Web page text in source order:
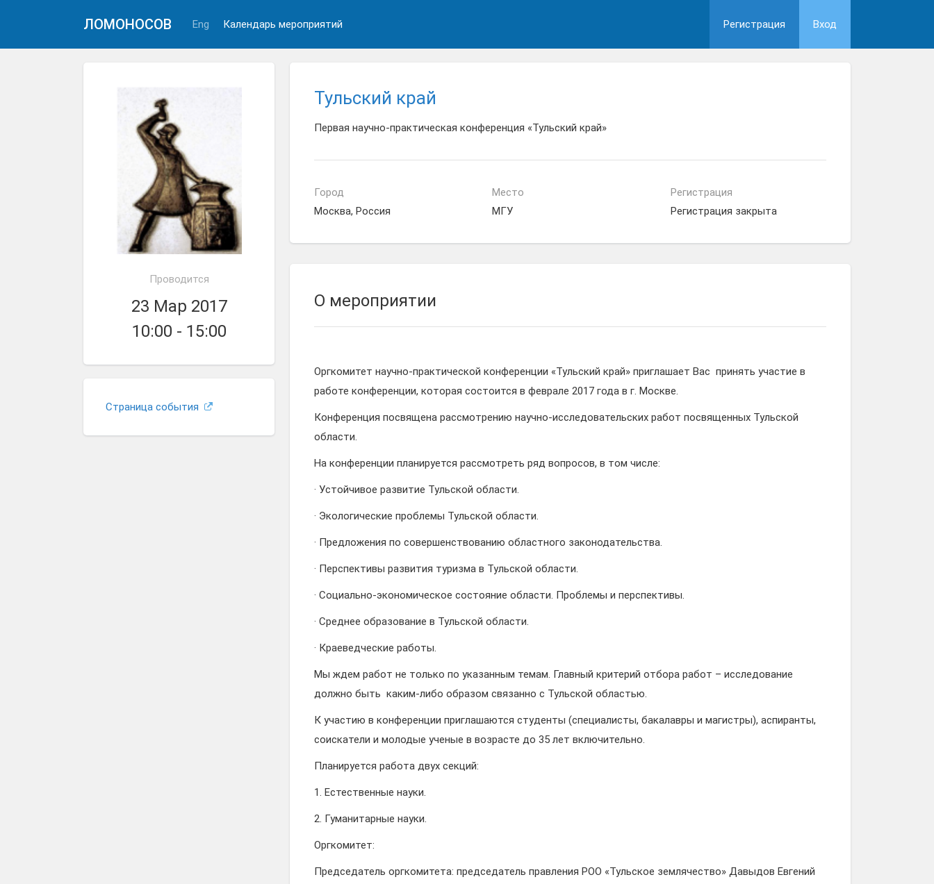
ЛОМОНОСОВ Eng Календарь мероприятий Регистрация Вход
Проводится
23 Мар 2017
10:00 - 15:00
Страница события
Тульский край
Первая научно-практическая конференция «Тульский край»
Город
Москва, Россия
Место
МГУ
Регистрация
Регистрация закрыта
О мероприятии
Оргкомитет научно-практической конференции «Тульский край» приглашает Вас принять участие в
работе конференции, которая состоится в феврале 2017 года в г. Москве.
Конференция посвящена рассмотрению научно-исследовательских работ посвященных Тульской
области.
На конференции планируется рассмотреть ряд вопросов, в том числе:
· Устойчивое развитие Тульской области.
· Экологические проблемы Тульской области.
· Предложения по совершенствованию областного законодательства.
· Перспективы развития туризма в Тульской области.
· Социально-экономическое состояние области. Проблемы и перспективы.
· Среднее образование в Тульской области.
· Краеведческие работы.
Мы ждем работ не только по указанным темам. Главный критерий отбора работ – исследование
должно быть каким-либо образом связанно с Тульской областью.
К участию в конференции приглашаются студенты (специалисты, бакалавры и магистры), аспиранты,
соискатели и молодые ученые в возрасте до 35 лет включительно.
Планируется работа двух секций:
1. Естественные науки.
2. Гуманитарные науки.
Оргкомитет:
Председатель оргкомитета: председатель правления РОО «Тульское землячество» Давыдов Евгений